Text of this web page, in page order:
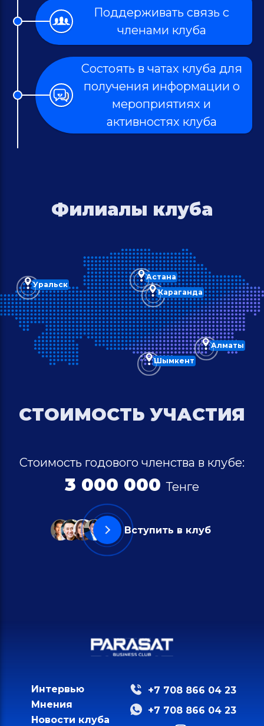
Поддерживать связь с
членами клуба
Состоять в чатах клуба для
получения информации о
мероприятиях и
активностях клуба
Филиалы клуба
Уральск
Астана
Караганда
Алматы
Шымкент
СТОИМОСТЬ УЧАСТИЯ
Стоимость годового членства в клубе:
3 000 000Тенге
Вступить в клуб
Интервью
Мнения
Новости клуба
+7 708 866 04 23
+7 708 866 04 23